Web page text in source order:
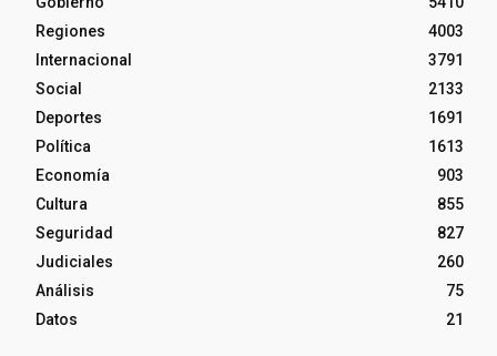
Regiones
4003
Internacional
3791
Social
2133
Deportes
1691
Política
1613
Economía
903
Cultura
855
Seguridad
827
Judiciales
260
Análisis
75
Datos
21